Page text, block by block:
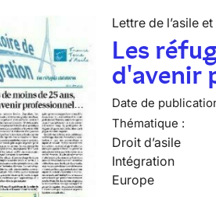
Lettre de l’asile
Les
d'avenir
Date de
Thématique :
Droit d’asile
Intégration
Europe